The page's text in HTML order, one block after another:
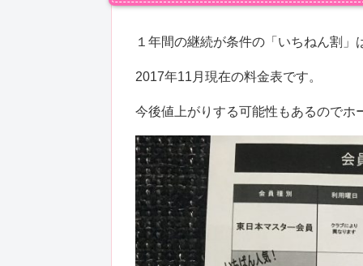
１年間の継続が条件の「いちねん割
2017年11月現在の料金表です。
今後値上がりする可能性もあるのでホ